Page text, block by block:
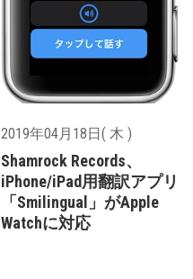
2019年04月18日( 木 )
Shamrock Records、
iPhone/iPad用翻訳アプリ
「Smilingual」がApple
Watchに対応